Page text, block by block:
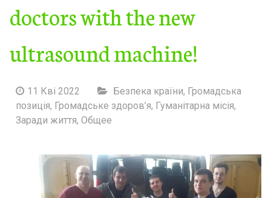
doctors with the new
ultrasound machine!
11 Кві 2022 Безпека країни, Громадська
позиція, Громадське здоров’я, Гуманітарна місія,
Заради життя, Общее